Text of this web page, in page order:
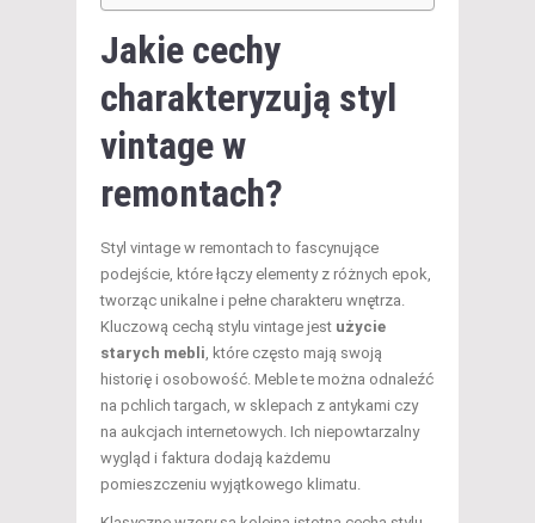
Jakie cechy
charakteryzują styl
vintage w
remontach?
Styl vintage w remontach to fascynujące
podejście, które łączy elementy z różnych epok,
tworząc unikalne i pełne charakteru wnętrza.
Kluczową cechą stylu vintage jest użycie
starych mebli, które często mają swoją
historię i osobowość. Meble te można odnaleźć
na pchlich targach, w sklepach z antykami czy
na aukcjach internetowych. Ich niepowtarzalny
wygląd i faktura dodają każdemu
pomieszczeniu wyjątkowego klimatu.